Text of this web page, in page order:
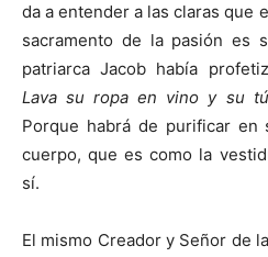
da a entender a las claras que
sacramento de la pasión es
patriarca Jacob había
Lava su ropa en vino y su
Porque habrá de purificar en
cuerpo, que es como la
sí.
El mismo Creador y Señor de